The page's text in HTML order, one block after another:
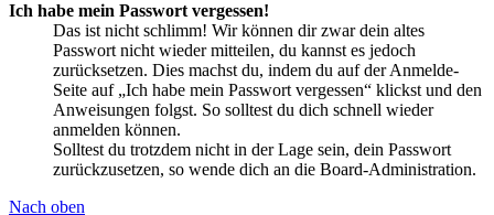
Ich habe mein Passwort vergessen!
Das ist nicht schlimm! Wir können dir zwar dein altes
Passwort nicht wieder mitteilen, du kannst es jedoch
zurücksetzen. Dies machst du, indem du auf der Anmelde-
Seite auf „Ich habe mein Passwort vergessen“ klickst und den
Anweisungen folgst. So solltest du dich schnell wieder
anmelden können.
Solltest du trotzdem nicht in der Lage sein, dein Passwort
zurückzusetzen, so wende dich an die Board-Administration.
Nach oben